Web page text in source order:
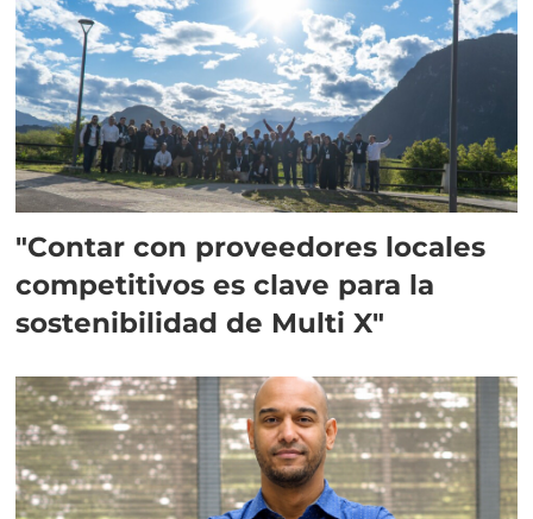
"Contar con proveedores locales
competitivos es clave para la
sostenibilidad de Multi X"